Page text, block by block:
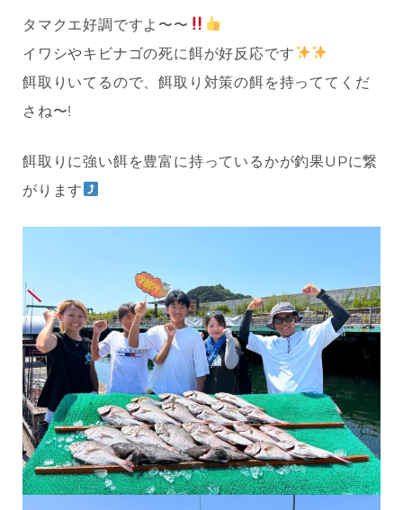
タマクエ好調ですよ〜〜
イワシやキビナゴの死に餌が好反応です
餌取りいてるので、餌取り対策の餌を持っててくだ
さね〜!
餌取りに強い餌を豊富に持っているかが釣果UPに繋
がります